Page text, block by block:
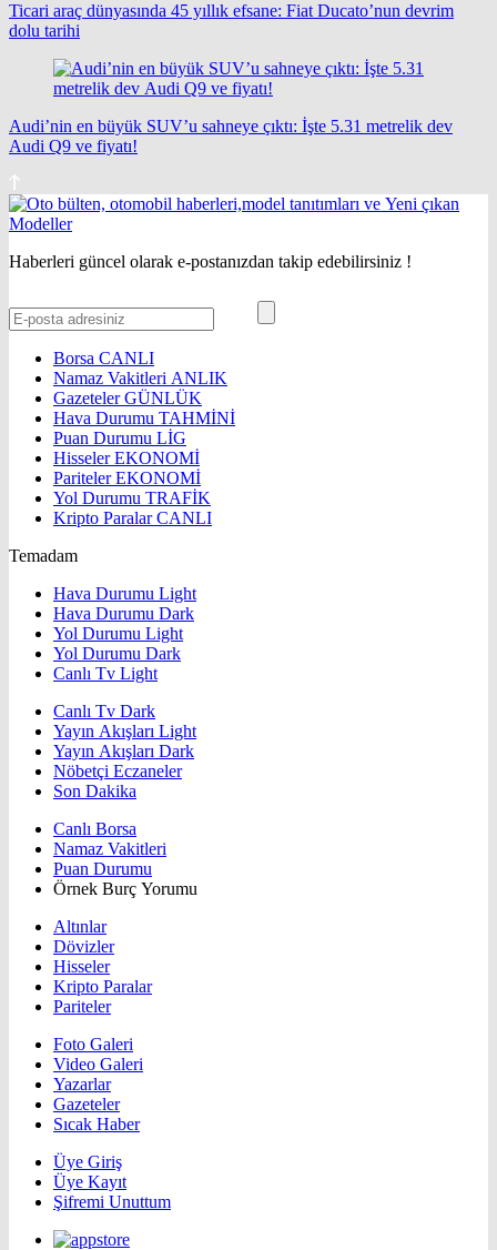
Ticari araç dünyasında 45 yıllık efsane: Fiat Ducato’nun devrim
dolu tarihi
Audi’nin en büyük SUV’u sahneye çıktı: İşte 5.31 metrelik dev
Audi Q9 ve fiyatı!
Haberleri güncel olarak e-postanızdan takip edebilirsiniz !
Borsa CANLI
Namaz Vakitleri ANLIK
GazetelerGÜNLÜK
Hava Durumu TAHMİNİ
Puan Durumu LİG
HisselerEKONOMİ
ParitelerEKONOMİ
Yol Durumu TRAFİK
Kripto ParalarCANLI
Temadam
Hava Durumu Light
Hava Durumu Dark
Yol Durumu Light
Yol Durumu Dark
Canlı Tv Light
Canlı Tv Dark
Yayın Akışları Light
Yayın Akışları Dark
Nöbetçi Eczaneler
Son Dakika
Canlı Borsa
Namaz Vakitleri
Puan Durumu
Örnek Burç Yorumu
Altınlar
Dövizler
Hisseler
Kripto Paralar
Pariteler
Foto Galeri
Video Galeri
Yazarlar
Gazeteler
Sıcak Haber
Üye Giriş
Üye Kayıt
Şifremi Unuttum